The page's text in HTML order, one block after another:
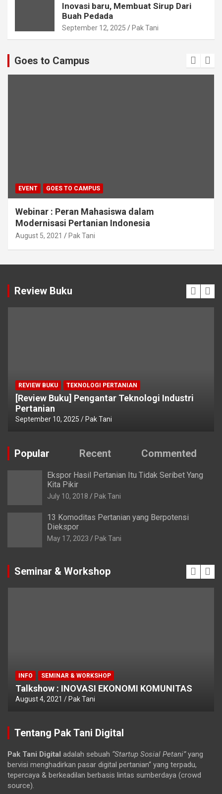
Inovasi baru, Membuat Sirup Dari
Buah Pedada
September 12, 2025 Pak Tani
Goes to Campus
EVENT GOES TO CAMPUS
Webinar : Peran Mahasiswa dalam
Modernisasi Pertanian Indonesia
August 5, 2021 Pak Tani
Review Buku
REVIEW BUKU TEKNOLOGI PERTANIAN
[Review Buku] Pengantar Teknologi Industri
Pertanian
September 10, 2025 Pak Tani
Popular Recent Commented
Ekspor Hasil Pertanian Itu Tidak Seribet Yang
Kita Pikir
July 10, 2018 Pak Tani
13 Komoditas Pertanian yang Berpotensi
Diekspor
May 17, 2023 Pak Tani
Seminar & Workshop
INFO SEMINAR & WORKSHOP
Talkshow : INOVASI EKONOMI KOMUNITAS
August 4, 2021 Pak Tani
Tentang Pak Tani Digital
Pak Tani Digital adalah sebuah “Startup Sosial Petani”yang
bervisi menghadirkan pasar digital pertanian“ yang terpadu,
tepercaya & berkeadilan berbasis lintas sumberdaya (crowd
source).